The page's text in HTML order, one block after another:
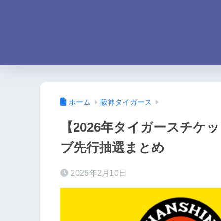
ホーム 阪神タイガース
【2026年タイガースチケ
ブ先行抽選まとめ
2026年2月10日